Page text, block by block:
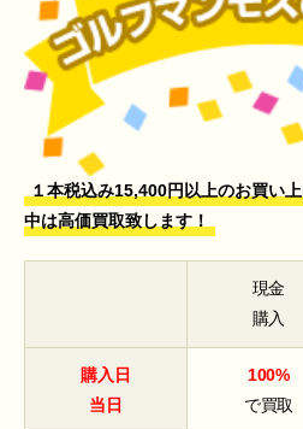
１本税込み15,400円以上のお買い
中は高価買取致します！
現金
購入
購入日
当日
100%
で買取